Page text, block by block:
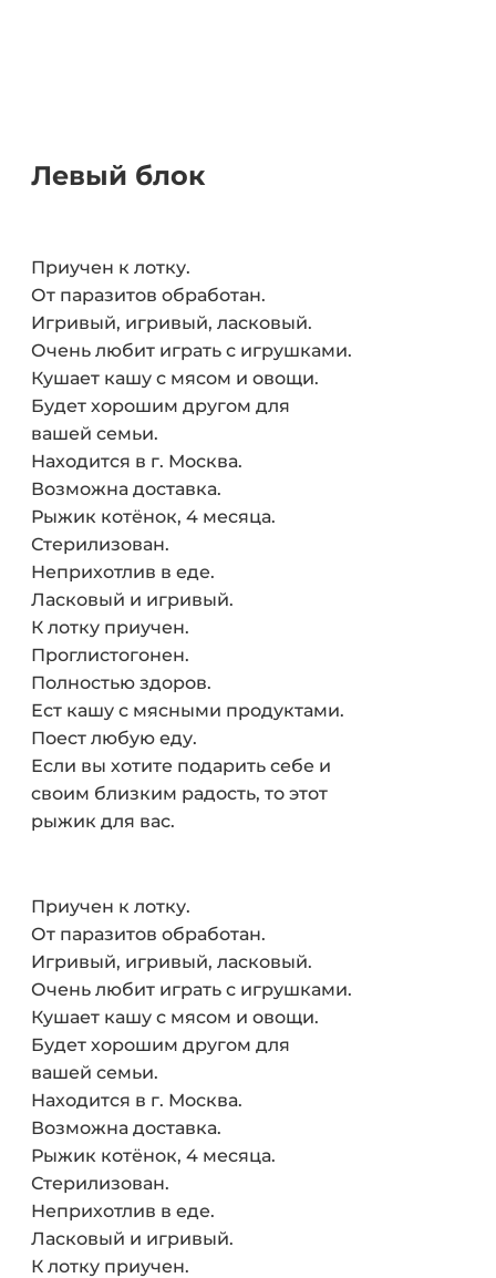
Левый блок
Приучен к лотку.
От паразитов обработан.
Игривый, игривый, ласковый.
Очень любит играть с игрушками.
Кушает кашу с мясом и овощи.
Будет хорошим другом для
вашей семьи.
Находится в г. Москва.
Возможна доставка.
Рыжик котёнок, 4 месяца.
Стерилизован.
Неприхотлив в еде.
Ласковый и игривый.
К лотку приучен.
Проглистогонен.
Полностью здоров.
Ест кашу с мясными продуктами.
Поест любую еду.
Если вы хотите подарить себе и
своим близким радость, то этот
рыжик для вас.
Приучен к лотку.
От паразитов обработан.
Игривый, игривый, ласковый.
Очень любит играть с игрушками.
Кушает кашу с мясом и овощи.
Будет хорошим другом для
вашей семьи.
Находится в г. Москва.
Возможна доставка.
Рыжик котёнок, 4 месяца.
Стерилизован.
Неприхотлив в еде.
Ласковый и игривый.
К лотку приучен.